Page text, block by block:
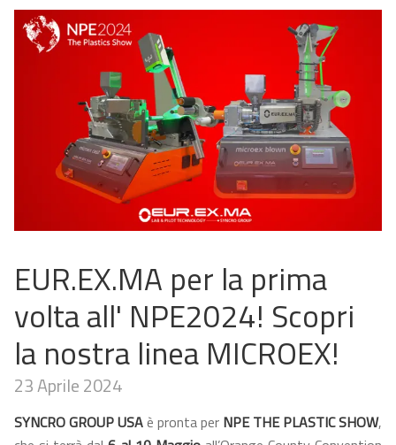
EUR.EX.MA per la prima
volta all' NPE2024! Scopri
la nostra linea MICROEX!
23 Aprile 2024
SYNCRO GROUP USAè pronta per NPE THE PLASTIC SHOW,